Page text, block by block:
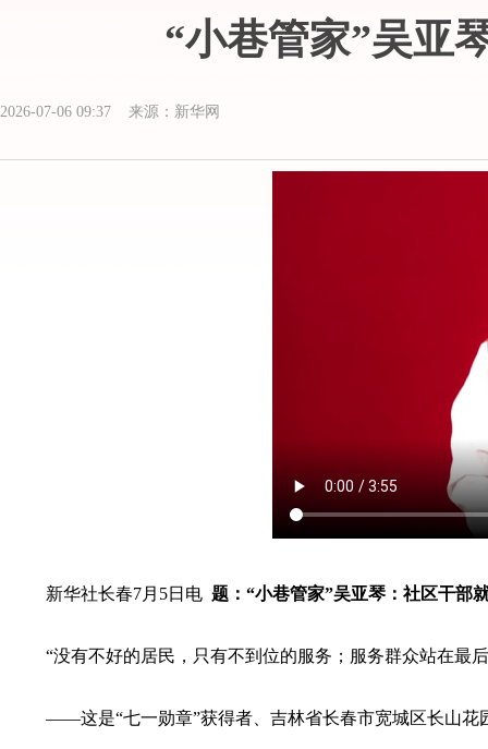
“小巷管家”吴亚
2026-07-06 09:37 来源：新华网
新华社长春7月5日电 题：“小巷管家”吴亚琴：社区干部
“没有不好的居民，只有不到位的服务；服务群众站在最后
——这是“七一勋章”获得者、吉林省长春市宽城区长山花